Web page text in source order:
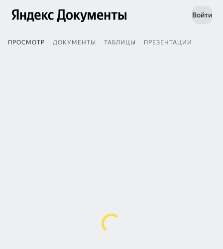
Войти
ПРОСМОТР ДОКУМЕНТЫ ТАБЛИЦЫ ПРЕЗЕНТАЦИИ